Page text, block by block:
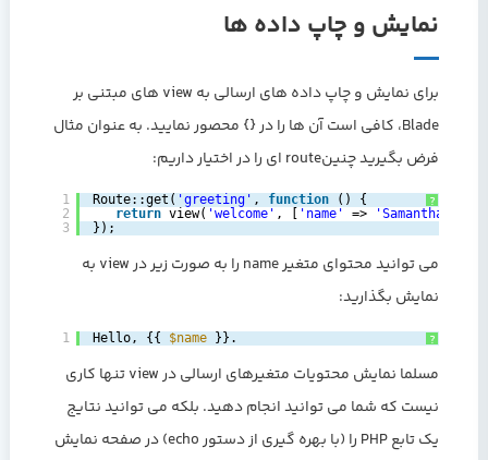
نمایش و چاپ داده ها
برای نمایش و چاپ داده های ارسالی به view های مبتنی بر
Blade، کافی است آن ها را در {} محصور نمایید. به عنوان مثال
فرض بگیرید چنینroute ای را در اختیار داریم:
?
1
2
3
Route::get( 'greeting' , function
() {
return view( 'welcome' , [ 'name' => 'Samantha'
});
می توانید محتوای متغیر name را به صورت زیر در view به
نمایش بگذارید:
?
1 Hello, {{ $name }}.
مسلما نمایش محتویات متغیرهای ارسالی در view تنها کاری
نیست که شما می توانید انجام دهید. بلکه می توانید نتایج
یک تابع PHP را (با بهره گیری از دستور echo) در صفحه نمایش